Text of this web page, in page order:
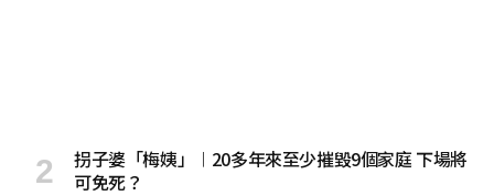
拐子婆「梅姨」︱20多年來至少摧毀9個家庭 下場將
可免死？